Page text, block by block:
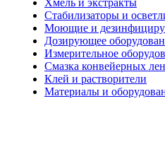
Хмель и экстракты
Cтабилизаторы и
Моющие и
Дозирующее
Измерительное
Cмазка конвейерных
Клей и растворители
Материалы и